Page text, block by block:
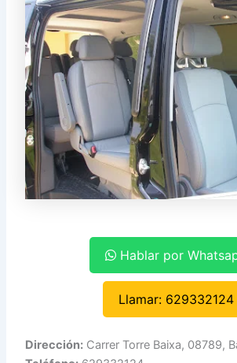
Hablar por
Llamar: 629332124
Dirección: Carrer Torre Baixa, 08789,